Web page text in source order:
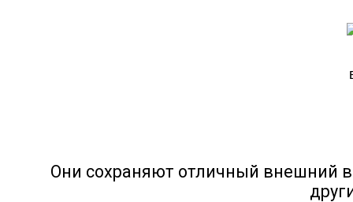
Они сохраняют отличный внешний